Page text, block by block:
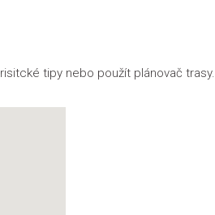
tipy nebo použít plánovač trasy.